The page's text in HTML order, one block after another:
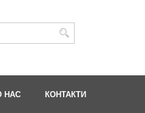
НАС КОНТАКТИ